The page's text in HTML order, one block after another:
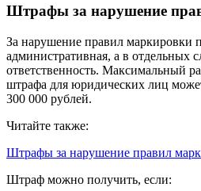
Штрафы за нарушение
За нарушение правил маркировки
административная, а в отдельных
ответственность. Максимальный
штрафа для юридических лиц
300 000 рублей.
Читайте также:
Штрафы за нарушение правил
Штраф можно получить, если: